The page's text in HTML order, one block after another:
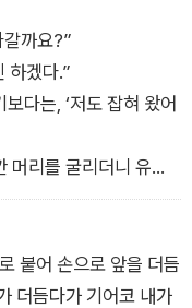
까요?”
하겠다.”
다는, ‘저도 잡혀 왔어
머리를 굴리더니 유쾌
잖아.”
붙어 손으로 앞을 더듬
더듬다가 기어코 내가